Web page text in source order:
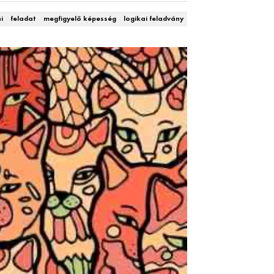
feladat megfigyelő képesség logikai feladvány